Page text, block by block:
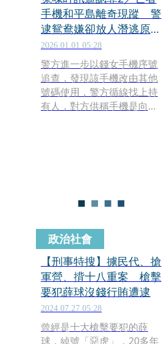
手機和平島離奇現蹤 警
逮鴛鴦嫌卻放人潛逃原因
曝光
2026.01.01 05:28
警方進一步以錢女手機序號
追查，發現該手機改由其他
號碼使用，警方循線找上持
有人，對方供稱手機是向基
政治社會
【刑事特搜】擄民代、搶
軍營、揹十八重案 槍擊
要犯薛球沒錢行賄遭逮
2024.07.27 05:28
曾經是十大槍擊要犯的薛
球，綽號「惡虎」，20多年